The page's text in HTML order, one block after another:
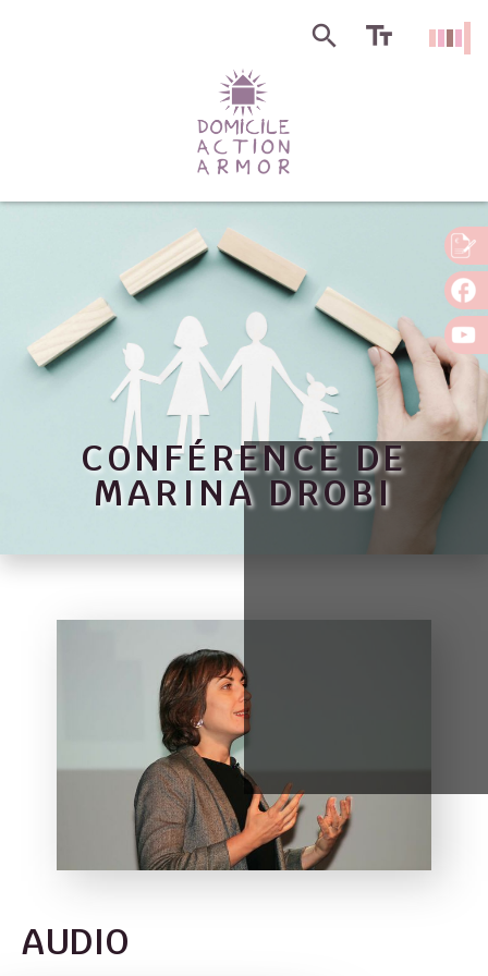
CONFÉRENCE DE
MARINA DROBI
AUDIO